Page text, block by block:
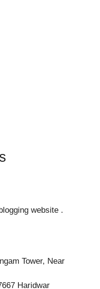
website .
Tower, Near
Haridwar